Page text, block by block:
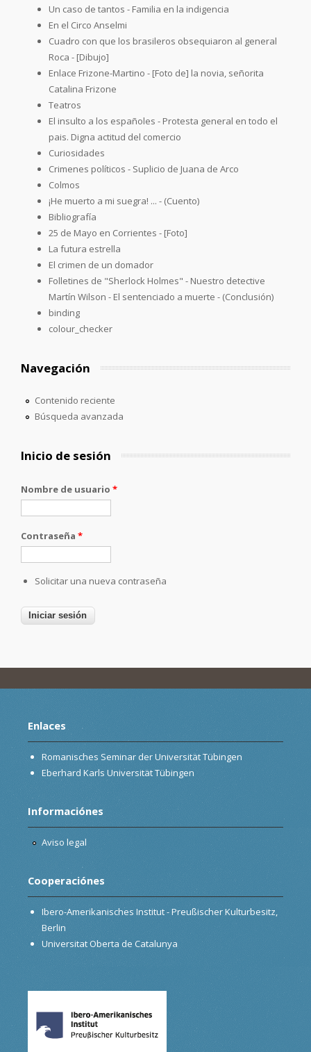
Un caso de tantos - Familia en la indigencia
En el Circo Anselmi
Cuadro con que los brasileros obsequiaron al general
Roca - [Dibujo]
Enlace Frizone-Martino - [Foto de] la novia, señorita
Catalina Frizone
Teatros
El insulto a los españoles - Protesta general en todo el
pais. Digna actitud del comercio
Curiosidades
Crimenes políticos - Suplicio de Juana de Arco
Colmos
¡He muerto a mi suegra! ... - (Cuento)
Bibliografía
25 de Mayo en Corrientes - [Foto]
La futura estrella
El crimen de un domador
Folletines de "Sherlock Holmes" - Nuestro detective
Martín Wilson - El sentenciado a muerte - (Conclusión)
binding
colour_checker
Navegación
Contenido reciente
Búsqueda avanzada
Inicio de sesión
Nombre de usuario *
Contraseña *
Solicitar una nueva contraseña
Enlaces
Romanisches Seminar der Universität Tübingen
Eberhard Karls Universität Tübingen
Informaciónes
Aviso legal
Cooperaciónes
Ibero-Amerikanisches Institut - Preußischer Kulturbesitz,
Berlin
Universitat Oberta de Catalunya